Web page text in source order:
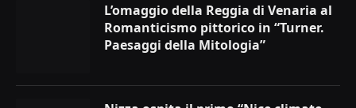
L’omaggio della Reggia di Venaria al
Romanticismo pittorico in “Turner.
Paesaggi della Mitologia”